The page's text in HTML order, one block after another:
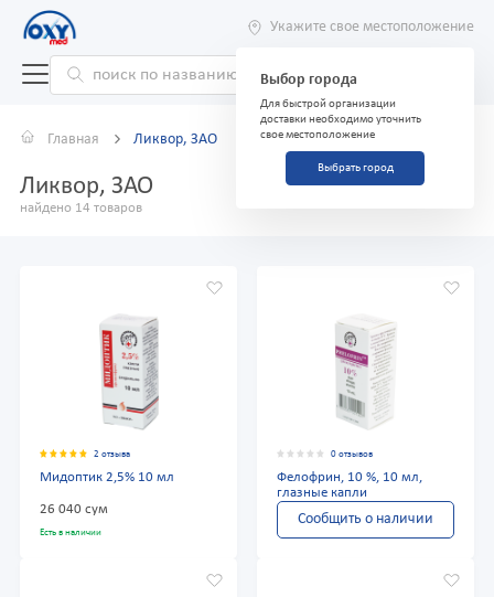
Укажите свое местоположение
Выбор города
Для быстрой организации
доставки необходимо уточнить
свое местоположение
Выбрать город
Главная Ликвор, ЗАО
Ликвор, ЗАО
найдено 14 товаров
2 отзыва
Мидоптик 2,5% 10 мл
26 040 сум
Есть в наличии
0 отзывов
Фелофрин, 10 %, 10 мл,
глазные капли
Сообщить о наличии